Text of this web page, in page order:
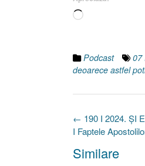
Încarc...
Podcast 07
deoarece astfel
Post
navigation
← 190 I 2024. ȘI
I Faptele
Similare